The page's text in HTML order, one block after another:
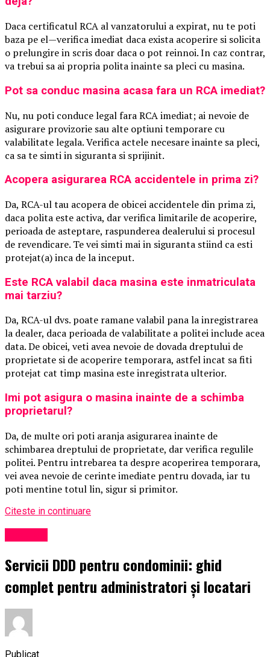
Daca certificatul RCA al vanzatorului a expirat, nu te poti
baza pe el—verifica imediat daca exista acoperire si solicita
o prelungire in scris doar daca o pot reinnoi. In caz contrar,
va trebui sa ai propria polita inainte sa pleci cu masina.
Pot sa conduc masina acasa fara un RCA imediat?
Nu, nu poti conduce legal fara RCA imediat; ai nevoie de
asigurare provizorie sau alte optiuni temporare cu
valabilitate legala. Verifica actele necesare inainte sa pleci,
ca sa te simti in siguranta si sprijinit.
Acopera asigurarea RCA accidentele in prima zi?
Da, RCA-ul tau acopera de obicei accidentele din prima zi,
daca polita este activa, dar verifica limitarile de acoperire,
perioada de asteptare, raspunderea dealerului si procesul
de revendicare. Te vei simti mai in siguranta stiind ca esti
protejat(a) inca de la inceput.
Este RCA valabil daca masina este inmatriculata
mai tarziu?
Da, RCA-ul dvs. poate ramane valabil pana la inregistrarea
la dealer, daca perioada de valabilitate a politei include acea
data. De obicei, veti avea nevoie de dovada dreptului de
proprietate si de acoperire temporara, astfel incat sa fiti
protejat cat timp masina este inregistrata ulterior.
Imi pot asigura o masina inainte de a schimba
proprietarul?
Da, de multe ori poti aranja asigurarea inainte de
schimbarea dreptului de proprietate, dar verifica regulile
politei. Pentru intrebarea ta despre acoperirea temporara,
vei avea nevoie de cerinte imediate pentru dovada, iar tu
poti mentine totul lin, sigur si primitor.
Citeste in continuare
Servicii DDD pentru condominii: ghid
complet pentru administratori și locatari
Publicat